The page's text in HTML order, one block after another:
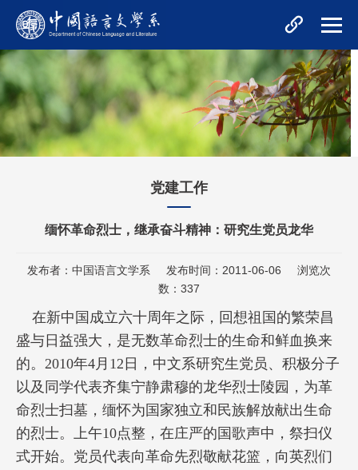
党建工作
缅怀革命烈士，继承奋斗精神：研究生党员龙华
发布者：中国语言文学系 发布时间：2011-06-06
浏览次
数： 337
在新中国成立六十周年之际，回想祖国的繁荣昌
盛与日益强大，是无数革命烈士的生命和鲜血换来
的。2010年4月12日，中文系研究生党员、积极分子
以及同学代表齐集宁静肃穆的龙华烈士陵园，为革
命烈士扫墓，缅怀为国家独立和民族解放献出生命
的烈士。上午10点整，在庄严的国歌声中，祭扫仪
式开始。党员代表向革命先烈敬献花篮，向英烈们